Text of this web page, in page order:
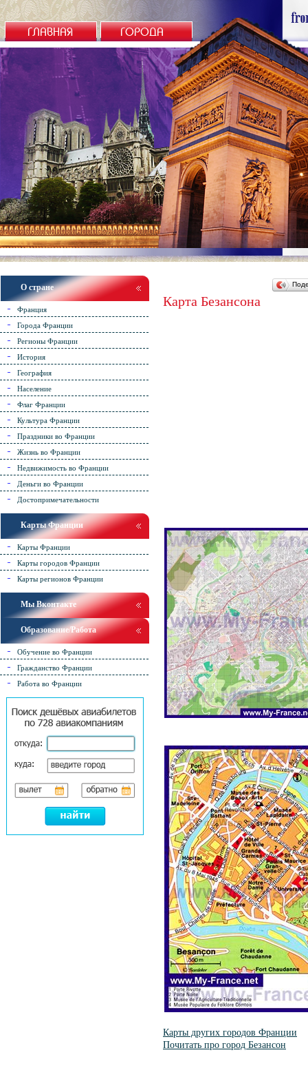
Карта Безансона
Карты других городов Франции
Почитать про город Безансон
О стране
Франция
Города Франции
Регионы Франции
История
География
Население
Флаг Франции
Культура Франции
Праздники во Франции
Жизнь во Франции
Недвижимость во Франции
Деньги во Франции
Достопримечательности
Карты Франции
Карты Франции
Карты городов Франции
Карты регионов Франции
Мы Вконтакте
Образование/Работа
Обучение во Франции
Гражданство Франции
Работа во Франции
ГЛАВНАЯ ГОРОДА